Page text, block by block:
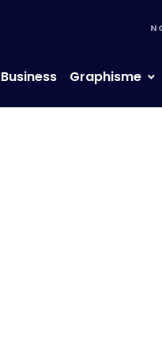
Business Graphisme